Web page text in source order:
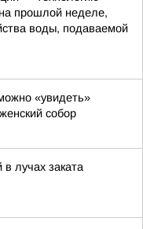
прошлой неделе,
воды, подаваемой
«увидеть»
собор
лучах заката